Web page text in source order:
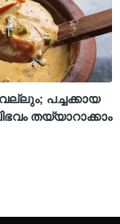
പച്ചക്കായ
തയ്യാറാക്കാം